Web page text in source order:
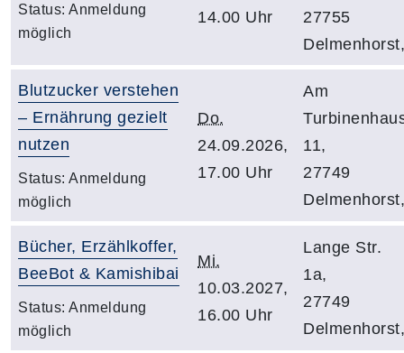
Status: Anmeldung
möglich
14.00 Uhr
27755
Delmenhorst,
Blutzucker verstehen
– Ernährung gezielt
nutzen
Status: Anmeldung
möglich
Do.
24.09.2026,
17.00 Uhr
Am
11,
27749
Delmenhorst,
Bücher, Erzählkoffer,
BeeBot & Kamishibai
Status: Anmeldung
möglich
Mi.
10.03.2027,
16.00 Uhr
Lange Str.
1a,
27749
Delmenhorst,